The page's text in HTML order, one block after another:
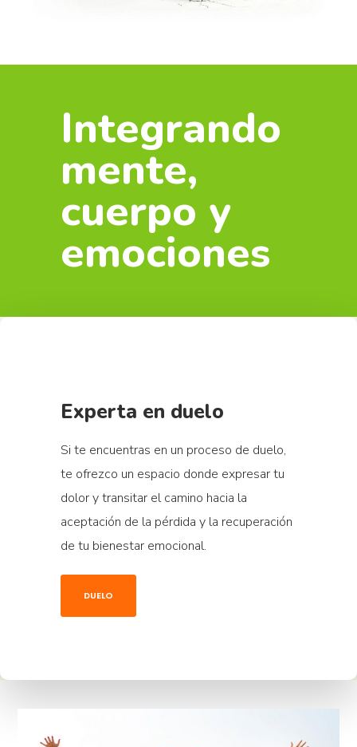
Integrando
mente,
cuerpo y
emociones
Experta en duelo
Si te encuentras en un proceso de duelo,
te ofrezco un espacio donde expresar tu
dolor y transitar el camino hacia la
aceptación de la pérdida y la recuperación
de tu bienestar emocional.
DUELO